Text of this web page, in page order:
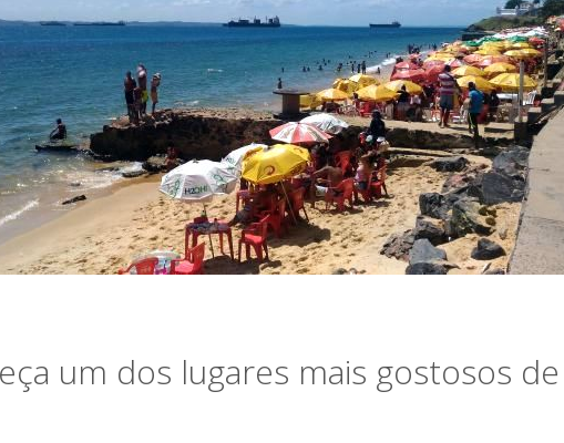
um dos lugares mais gostosos de